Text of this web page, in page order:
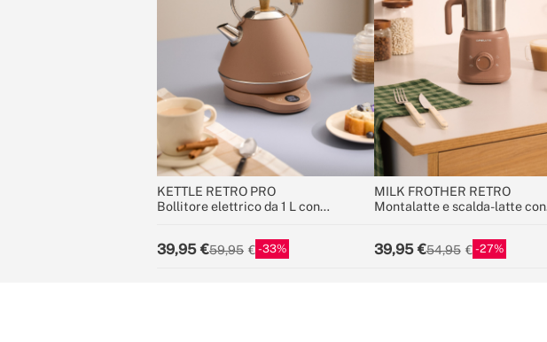
KETTLE RETRO PRO
Bollitore elettrico da 1 L con
39,95 59,95 33
MILK FROTHER RETRO
Montalatte e scalda-latte con
39,95 54,95 27